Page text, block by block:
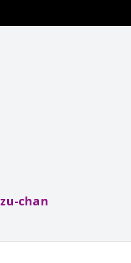
chan